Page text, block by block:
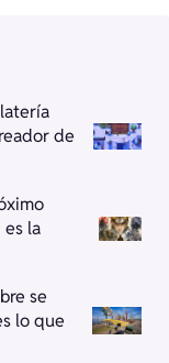
de
la
se
lo que